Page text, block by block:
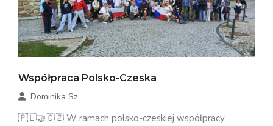
Współpraca Polsko-Czeska
Dominika Sz
🇵🇱🤝🇨🇿 W ramach polsko-czeskiej współpracy